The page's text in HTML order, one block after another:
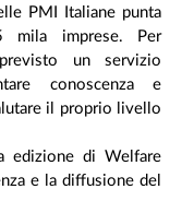
PMI Italiane punta
mila imprese. Per
un servizio
conoscenza e
il proprio livello
edizione di Welfare
e la diffusione del